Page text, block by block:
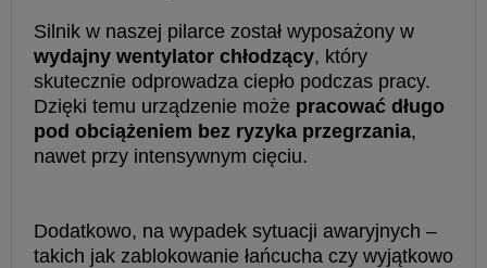
Silnik w naszej pilarce został wyposażony w
wydajny wentylator chłodzący, który
skutecznie odprowadza ciepło podczas pracy.
Dzięki temu urządzenie może pracować długo
pod obciążeniem bez ryzyka przegrzania,
nawet przy intensywnym cięciu.
Dodatkowo, na wypadek sytuacji awaryjnych –
takich jak zablokowanie łańcucha czy wyjątkowo